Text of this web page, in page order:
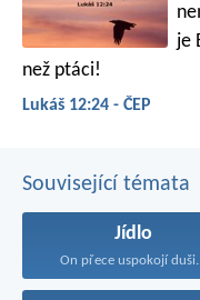
je
než ptáci!
Lukáš 12:24 - ČEP
Související témata
Jídlo
On přece uspokojí